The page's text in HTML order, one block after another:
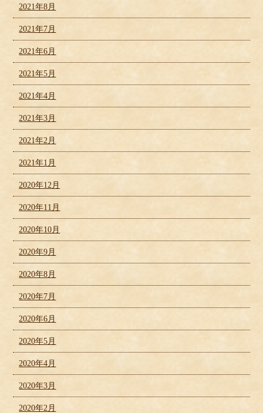
2021年8月
2021年7月
2021年6月
2021年5月
2021年4月
2021年3月
2021年2月
2021年1月
2020年12月
2020年11月
2020年10月
2020年9月
2020年8月
2020年7月
2020年6月
2020年5月
2020年4月
2020年3月
2020年2月